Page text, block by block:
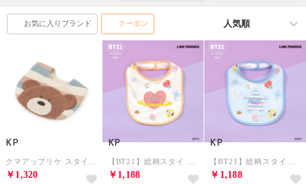
お気に入りブランド クーポン
KP
￥1,320
KP
￥1,188
KP
￥1,188